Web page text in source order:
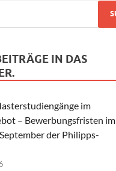
IN DAS
im
– Bewerbungsfristen im
der Philipps-